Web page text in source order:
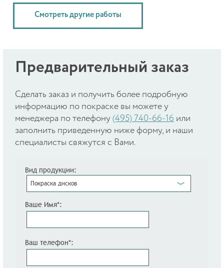
Смотреть другие работы
Предварительный заказ
Cделать заказ и получить более подробную
информацию по покраске вы можете у
менеджера по телефону (495) 740-66-16 или
заполнить приведенную ниже форму, и наши
специалисты свяжутся с Вами.
Вид продукции:
Покраска дисков
Ваше Имя*:
Ваш телефон*: